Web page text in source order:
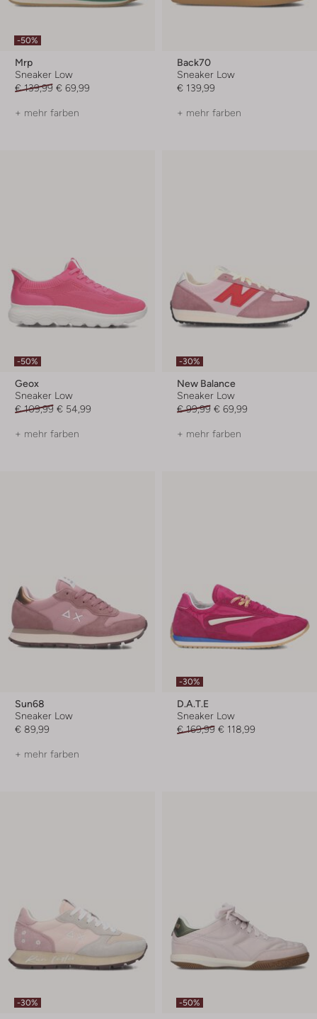
-50%
Mrp
Sneaker Low
€ 139,99 € 69,99
+ mehr farben
Back70
Sneaker Low
€ 139,99
+ mehr farben
-50%
Geox
Sneaker Low
€ 109,99 € 54,99
+ mehr farben
-30%
New Balance
Sneaker Low
€ 99,99 € 69,99
+ mehr farben
Sun68
Sneaker Low
€ 89,99
+ mehr farben
-30%
D.a.t.e
Sneaker Low
€ 169,99 € 118,99
-30% -50%